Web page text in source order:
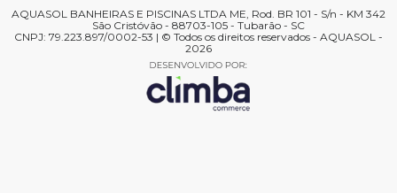
AQUASOL BANHEIRAS E PISCINAS LTDA ME, Rod. BR 101 - S/n - KM 342
São Cristóvão - 88703-105 - Tubarão - SC
CNPJ: 79.223.897/0002-53 | © Todos os direitos reservados - AQUASOL -
2026